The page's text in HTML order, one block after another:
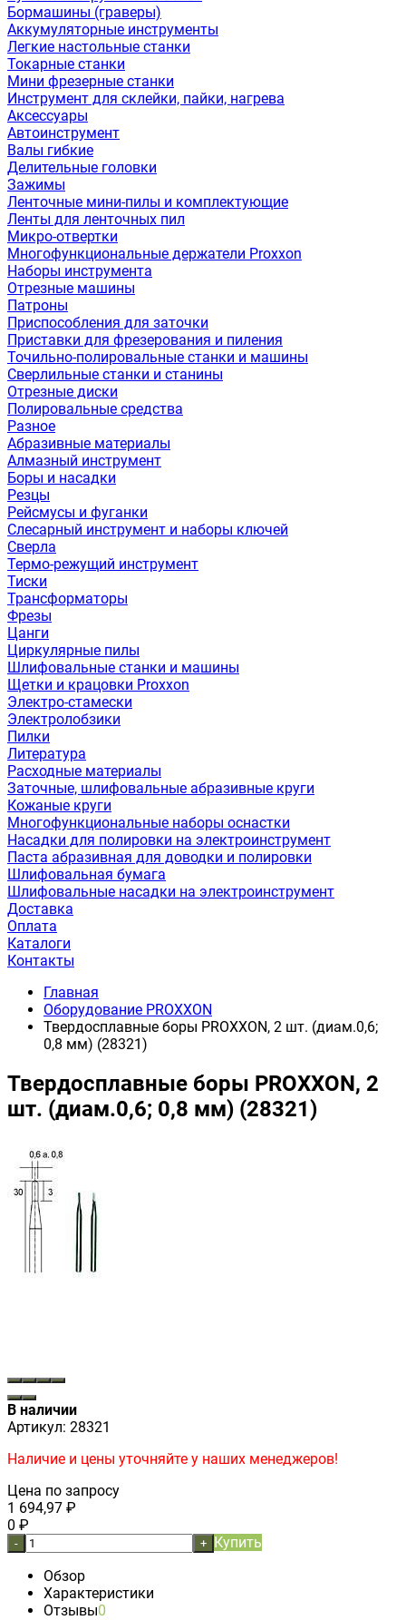
Бормашины (граверы)
Аккумуляторные инструменты
Легкие настольные станки
Токарные станки
Мини фрезерные станки
Инструмент для склейки, пайки, нагрева
Аксессуары
Автоинструмент
Валы гибкие
Делительные головки
Зажимы
Ленточные мини-пилы и комплектующие
Ленты для ленточных пил
Микро-отвертки
Многофункциональные держатели Proxxon
Наборы инструмента
Отрезные машины
Патроны
Приспособления для заточки
Приставки для фрезерования и пиления
Точильно-полировальные станки и машины
Сверлильные станки и станины
Отрезные диски
Полировальные средства
Разное
Абразивные материалы
Алмазный инструмент
Боры и насадки
Резцы
Рейсмусы и фуганки
Слесарный инструмент и наборы ключей
Сверла
Термо-режущий инструмент
Тиски
Трансформаторы
Фрезы
Цанги
Циркулярные пилы
Шлифовальные станки и машины
Щетки и крацовки Proxxon
Электро-стамески
Электролобзики
Пилки
Литература
Расходные материалы
Заточные, шлифовальные абразивные круги
Кожаные круги
Многофункциональные наборы оснастки
Насадки для полировки на электроинструмент
Паста абразивная для доводки и полировки
Шлифовальная бумага
Шлифовальные насадки на электроинструмент
Доставка
Оплата
Каталоги
Контакты
Главная
Оборудование PROXXON
Твердосплавные боры PROXXON, 2 шт. (диам.0,6;
0,8 мм) (28321)
Твердосплавные боры PROXXON, 2
шт. (диам.0,6; 0,8 мм) (28321)
В наличии
Артикул: 28321
Наличие и цены уточняйте у наших менеджеров!
Цена по запросу
1 694,97 ₽
0 ₽
- + Купить
Обзор
Характеристики
Отзывы0